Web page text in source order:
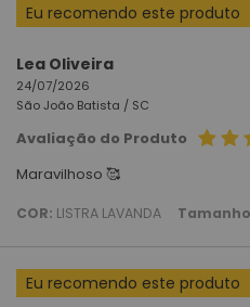
Eu recomendo este produto
Lea Oliveira
24/07/2026
São João Batista / SC
Avaliação do Produto
Maravilhoso 🥰
COR: LISTRA LAVANDA
Eu recomendo este produto